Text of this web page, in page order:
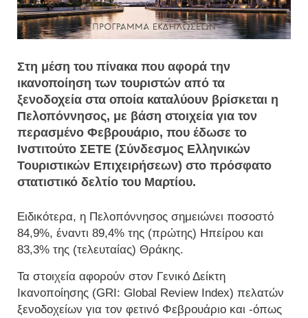
Στη μέση του πίνακα που αφορά την
ικανοποίηση των τουριστών από τα
ξενοδοχεία στα οποία καταλύουν βρίσκεται η
Πελοπόννησος, με βάση στοιχεία για τον
περασμένο Φεβρουάριο, που έδωσε το
Ινστιτούτο ΣΕΤΕ (Σύνδεσμος Ελληνικών
Τουριστικών Επιχειρήσεων) στο πρόσφατο
στατιστικό δελτίο του Μαρτίου.
Ειδικότερα, η Πελοπόννησος σημειώνει ποσοστό
84,9%, έναντι 89,4% της (πρώτης) Ηπείρου και
83,3% της (τελευταίας) Θράκης.
Τα στοιχεία αφορούν στον Γενικό Δείκτη
Ικανοποίησης (GRI: Global Review Index) πελατών
ξενοδοχείων για τον φετινό Φεβρουάριο και -όπως